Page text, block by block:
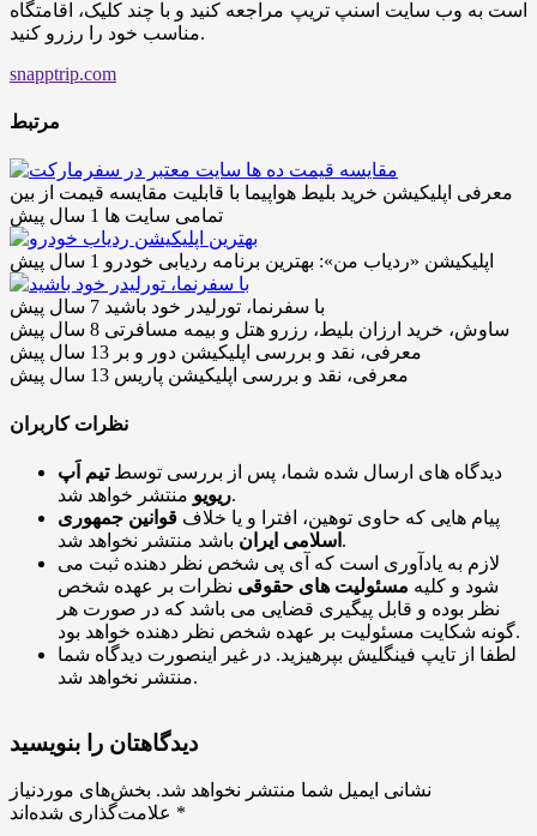
است به وب سایت اسنپ تریپ مراجعه کنید و با چند کلیک، اقامتگاه
مناسب خود را رزرو کنید.
snapptrip.com
مرتبط
معرفی اپلیکیشن خرید بلیط هواپیما با قابلیت مقایسه قیمت از بین
تمامی سایت ها 1 سال پیش
اپلیکیشن «ردیاب من»: بهترین برنامه ردیابی خودرو 1 سال پیش
با سفرنما، تورلیدر خود باشید 7 سال پیش
ساوش، خرید ارزان بلیط، رزرو هتل و بیمه مسافرتی 8 سال پیش
معرفی، نقد و بررسی اپلیکیشن دور و بر 13 سال پیش
معرفی، نقد و بررسی اپلیکیشن پاریس 13 سال پیش
نظرات کاربران
دیدگاه های ارسال شده شما، پس از بررسی توسطتیم اَپ
ریویومنتشر خواهد شد.
پیام هایی که حاوی توهین، افترا و یا خلاف قوانین جمهوری
اسلامی ایران باشد منتشر نخواهد شد.
لازم به یادآوری است که آی پی شخص نظر دهنده ثبت می
شود و کلیه مسئولیت های حقوقی نظرات بر عهده شخص
نظر بوده و قابل پیگیری قضایی می باشد که در صورت هر
گونه شکایت مسئولیت بر عهده شخص نظر دهنده خواهد بود.
لطفا از تایپ فینگلیش بپرهیزید. در غیر اینصورت دیدگاه شما
منتشر نخواهد شد.
دیدگاهتان را بنویسید
نشانی ایمیل شما منتشر نخواهد شد. بخش‌های موردنیاز
*